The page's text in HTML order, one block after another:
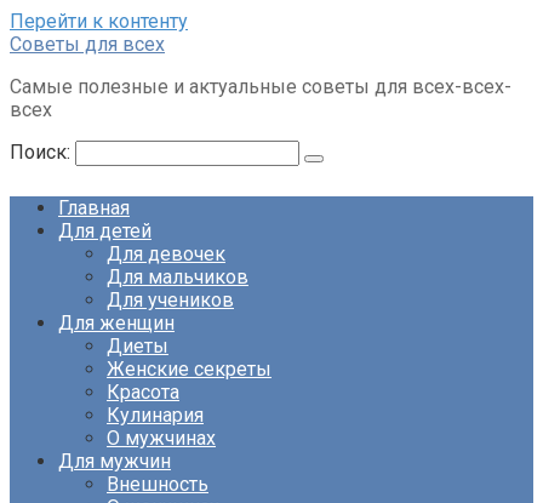
Перейти к контенту
Советы для всех
Самые полезные и актуальные советы для всех-всех-
всех
Поиск:
Главная
Для детей
Для девочек
Для мальчиков
Для учеников
Для женщин
Диеты
Женские секреты
Красота
Кулинария
О мужчинах
Для мужчин
Внешность